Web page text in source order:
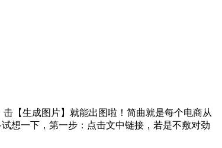
击【生成图片】就能出图啦！简曲就是每个电商从
想一下，第一步：点击文中链接，若是不敷对劲